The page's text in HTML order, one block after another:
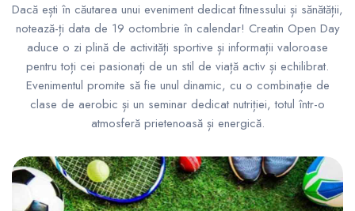
Dacă ești în căutarea unui eveniment dedicat fitnessului și sănătății,
notează-ți data de 19 octombrie în calendar! Creatin Open Day
aduce o zi plină de activități sportive și informații valoroase
pentru toți cei pasionați de un stil de viață activ și echilibrat.
Evenimentul promite să fie unul dinamic, cu o combinație de
clase de aerobic și un seminar dedicat nutriției, totul într-o
atmosferă prietenoasă și energică.